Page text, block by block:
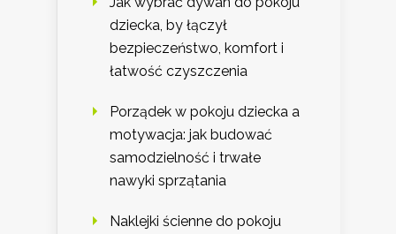
dziecka, by łączył
bezpieczeństwo, komfort i
łatwość czyszczenia
Porządek w pokoju dziecka a
motywacja: jak budować
samodzielność i trwałe
nawyki sprzątania
Naklejki ścienne do pokoju